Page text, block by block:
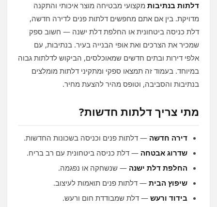
דלתות בנתיבות מקצועי מבטיחה מוצר איכותי והתקנה
מדויקת. בין אם אתם מחפשים דלתות פנים לדירה חדשה,
דלת כניסה ביטחונית או החלפת דלת ישנה — חשוב ספק
שמכיר את הצרכים ואת אופי הבנייה בעיר. בנתיבות, עם
אלפי דירות ובתים חדשים שמאוכלסים, הביקוש לדלתות גבוה
במיוחד. בעמוד זה תמצאו ספקי ומתקיני דלתות מומלצים
בנתיבות והסביבה, וטופס מהיר להצעת מחיר.
מתי צריך דלתות חדשות?
דירה חדשה — דלתות פנים וכניסה בשכונות החדשות.
שדרוג אבטחה — דלת כניסה ביטחונית עם רב בריח.
החלפת דלת ישנה — שנשחקה או נפגמה.
שיפוץ הבית — דלתות פנים תואמות לעיצוב.
בידוד ורעש — דלת שמבודדת חום ורעש.